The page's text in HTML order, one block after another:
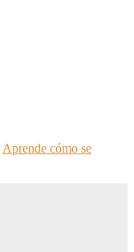
Aprende cómo se